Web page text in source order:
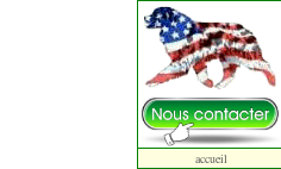
accueil